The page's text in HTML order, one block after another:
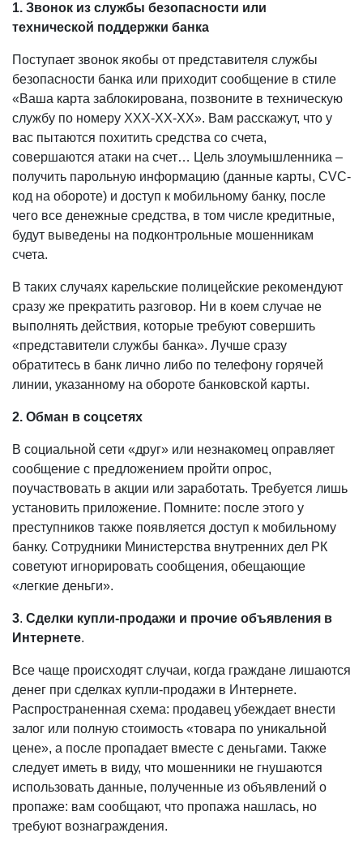
1. Звонок из службы безопасности или
технической поддержки банка
Поступает звонок якобы от представителя службы
безопасности банка или приходит сообщение в стиле
«Ваша карта заблокирована, позвоните в техническую
службу по номеру ХХХ-ХХ-ХХ». Вам расскажут, что у
вас пытаются похитить средства со счета,
совершаются атаки на счет… Цель злоумышленника –
получить парольную информацию (данные карты, CVC-
код на обороте) и доступ к мобильному банку, после
чего все денежные средства, в том числе кредитные,
будут выведены на подконтрольные мошенникам
счета.
В таких случаях карельские полицейские рекомендуют
сразу же прекратить разговор. Ни в коем случае не
выполнять действия, которые требуют совершить
«представители службы банка». Лучше сразу
обратитесь в банк лично либо по телефону горячей
линии, указанному на обороте банковской карты.
2. Обман в соцсетях
В социальной сети «друг» или незнакомец оправляет
сообщение с предложением пройти опрос,
поучаствовать в акции или заработать. Требуется лишь
установить приложение. Помните: после этого у
преступников также появляется доступ к мобильному
банку. Сотрудники Министерства внутренних дел РК
советуют игнорировать сообщения, обещающие
«легкие деньги».
3. Сделки купли-продажи и прочие объявления в
Интернете.
Все чаще происходят случаи, когда граждане лишаются
денег при сделках купли-продажи в Интернете.
Распространенная схема: продавец убеждает внести
залог или полную стоимость «товара по уникальной
цене», а после пропадает вместе с деньгами. Также
следует иметь в виду, что мошенники не гнушаются
использовать данные, полученные из объявлений о
пропаже: вам сообщают, что пропажа нашлась, но
требуют вознаграждения.